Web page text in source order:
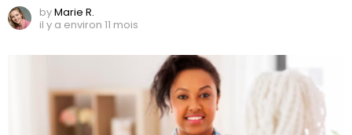
byMarie R.
il y a environ 11 mois